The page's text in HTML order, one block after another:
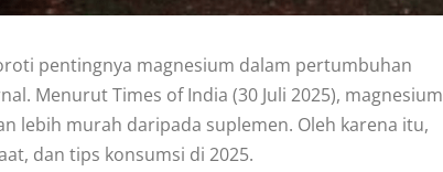
pentingnya magnesium dalam pertumbuhan
Menurut Times of India (30 Juli 2025), magnesium
lebih murah daripada suplemen. Oleh karena itu,
dan tips konsumsi di 2025.